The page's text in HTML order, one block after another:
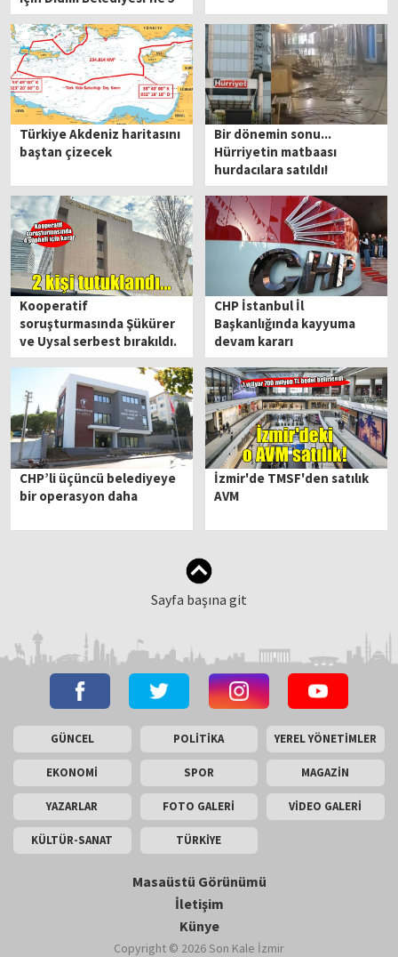
yıllık ecrimisil!
Türkiye Akdeniz haritasını
baştan çizecek
Bir dönemin sonu...
Hürriyetin matbaası
hurdacılara satıldı!
Kooperatif
soruşturmasında Şükürer
ve Uysal serbest bırakıldı.
CHP İstanbul İl
Başkanlığında kayyuma
devam kararı
CHP’li üçüncü belediyeye
bir operasyon daha
İzmir'de TMSF'den satılık
AVM
Sayfa başına git
GÜNCEL POLİTİKA YEREL YÖNETİMLER
EKONOMİ SPOR MAGAZİN
YAZARLAR FOTO GALERİ VİDEO GALERİ
KÜLTÜR-SANAT TÜRKİYE
Masaüstü Görünümü
İletişim
Künye
Copyright © 2026 Son Kale İzmir